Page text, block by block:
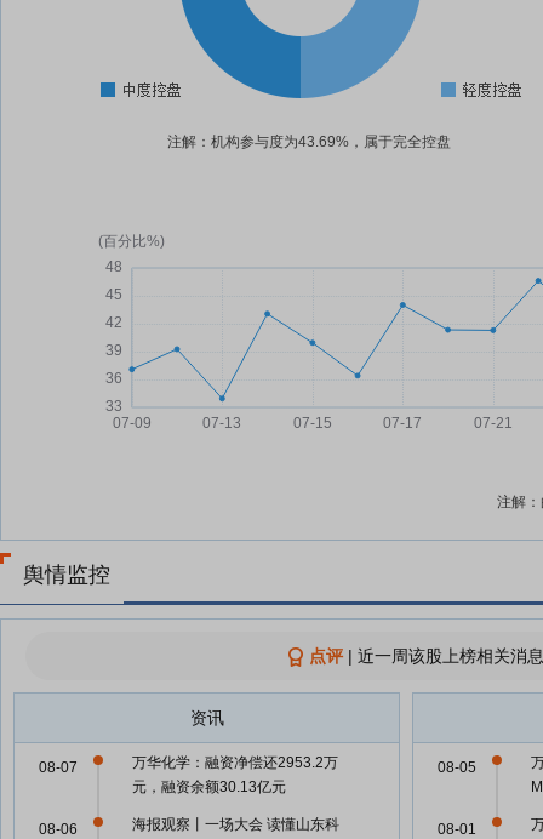
注解：机构参与度为43.69%，属于完全控盘
注解
舆情监控
点评| 近一周该股上榜相关消
资讯
万华化学：融资净偿还2953.2万
元，融资余额30.13亿元
08-07
海报观察丨一场大会 读懂山东科
08-06
08-05
08-01